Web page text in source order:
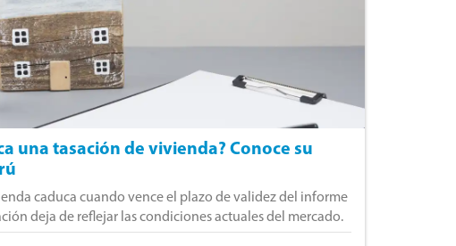
una tasación de vivienda? Conoce su
caduca cuando vence el plazo de validez del informe
deja de reflejar las condiciones actuales del mercado.
del uso